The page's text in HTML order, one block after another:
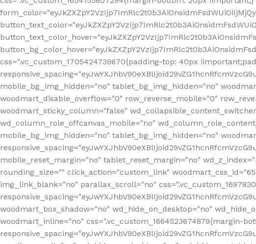
css=".vc_custom_1705424739670{padding-top: 40px
mobile_bg_img_hidden="no" tablet_bg_img_hidden="no"
woodmart_disable_overflow="0" row_reverse_mobile="0"
woodmart_sticky_column="false"
wd_column_role_offcanvas_mobile="no"
mobile_bg_img_hidden="no" tablet_bg_img_hidden="no"
mobile_reset_margin="no" tablet_reset_margin="no"
rounding_size="" click_action="custom_link"
img_link_blank="no" parallax_scroll="no"
woodmart_box_shadow="no" wd_hide_on_desktop="no"
woodmart_inline="no" css=".vc_custom_1664523674879{margin-